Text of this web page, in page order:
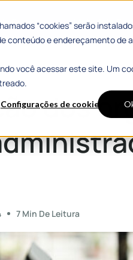
“cookies” serão
conteúdo e endereçamento de
você acessar este site. Um
Configurações de cookies
Sucesso Materiais
municipal
dos
7 Min De Leitura